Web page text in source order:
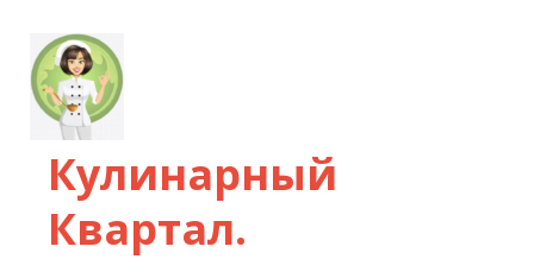
Кулинарный
Квартал.